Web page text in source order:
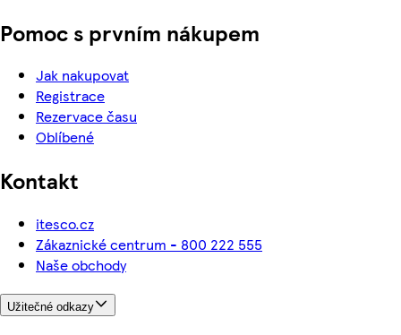
Pomoc s prvním nákupem
Jak nakupovat
Registrace
Rezervace času
Oblíbené
Kontakt
itesco.cz
Zákaznické centrum - 800 222 555
Naše obchody
Užitečné odkazy